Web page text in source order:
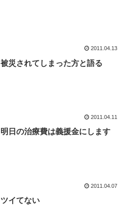
2011.04.13
被災されてしまった方と語る
2011.04.11
明日の治療費は義援金にします
2011.04.07
ツイてない